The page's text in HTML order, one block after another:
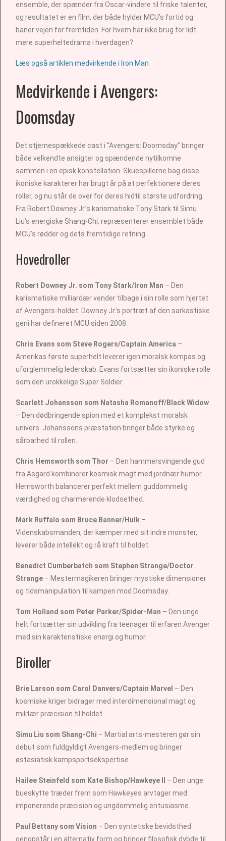
ensemble, der spænder fra Oscar-vindere til friske talenter,
og resultatet er en film, der både hylder MCU’s fortid og
baner vejen for fremtiden. For hvem har ikke brug for lidt
mere superheltedrama i hverdagen?
Læs også artiklen medvirkende i Iron Man
Medvirkende i Avengers:
Doomsday
Det stjernespækkede cast i “Avengers: Doomsday” bringer
både velkendte ansigter og spændende nytilkomne
sammen i en episk konstellation. Skuespillerne bag disse
ikoniske karakterer har brugt år på at perfektionere deres
roller, og nu står de over for deres hidtil største udfordring.
Fra Robert Downey Jr.’s karismatiske Tony Stark til Simu
Liu’s energiske Shang-Chi, repræsenterer ensemblet både
MCU’s rødder og dets fremtidige retning.
Hovedroller
Robert Downey Jr. som Tony Stark/Iron Man – Den
karismatiske milliardær vender tilbage i sin rolle som hjertet
af Avengers-holdet. Downey Jr.’s portræt af den sarkastiske
geni har defineret MCU siden 2008.
Chris Evans som Steve Rogers/Captain America –
Amerikas første superhelt leverer igen moralsk kompas og
uforglemmelig lederskab. Evans fortsætter sin ikoniske rolle
som den urokkelige Super Soldier.
Scarlett Johansson som Natasha Romanoff/Black Widow
– Den dødbringende spion med et komplekst moralsk
univers. Johanssons præstation bringer både styrke og
sårbarhed til rollen.
Chris Hemsworth som Thor – Den hammersvingende gud
fra Asgard kombinerer kosmisk magt med jordnær humor.
Hemsworth balancerer perfekt mellem guddommelig
værdighed og charmerende klodsethed.
Mark Ruffalo som Bruce Banner/Hulk –
Videnskabsmanden, der kæmper med sit indre monster,
leverer både intellekt og rå kraft til holdet.
Benedict Cumberbatch som Stephen Strange/Doctor
Strange – Mestermagikeren bringer mystiske dimensioner
og tidsmanipulation til kampen mod Doomsday.
Tom Holland som Peter Parker/Spider-Man – Den unge
helt fortsætter sin udvikling fra teenager til erfaren Avenger
med sin karakteristiske energi og humor.
Biroller
Brie Larson som Carol Danvers/Captain Marvel – Den
kosmiske kriger bidrager med interdimensional magt og
militær præcision til holdet.
Simu Liu som Shang-Chi – Martial arts-mesteren gør sin
debut som fuldgyldigt Avengers-medlem og bringer
østasiatisk kampsportsekspertise.
Hailee Steinfeld som Kate Bishop/Hawkeye II – Den unge
bueskytte træder frem som Hawkeyes arvtager med
imponerende præcision og ungdommelig entusiasme.
Paul Bettany som Vision – Den syntetiske bevidsthed
genopstår i en alternativ form og bringer filosofisk dybde til